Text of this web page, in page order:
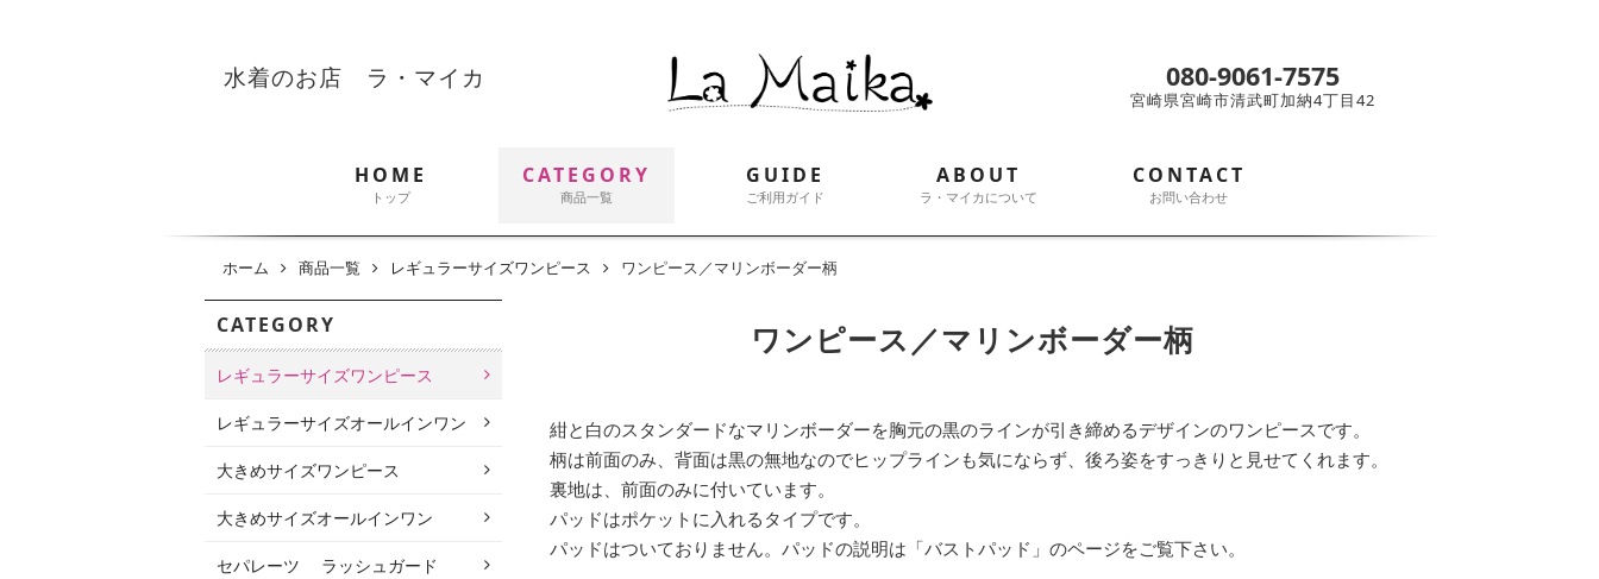
水着のお店 ラ・マイカ 080-9061-7575
宮崎県宮崎市清武町加納4丁目42
HOME
トップ
CATEGORY
商品一覧
GUIDE
ご利用ガイド
ABOUT
ラ・マイカについて
CONTACT
お問い合わせ
ホーム 商品一覧 レギュラーサイズワンピース ワンピース／マリンボーダー柄
ワンピース／マリンボーダー柄
紺と白のスタンダードなマリンボーダーを胸元の黒のラインが引き締めるデザインのワンピースです。
柄は前面のみ、背面は黒の無地なのでヒップラインも気にならず、後ろ姿をすっきりと見せてくれます。
裏地は、前面のみに付いています。
パッドはポケットに入れるタイプです。
パッドはついておりません。パッドの説明は「バストパッド」のページをご覧下さい。
CATEGORY
レギュラーサイズワンピース
レギュラーサイズオールインワン
大きめサイズワンピース
大きめサイズオールインワン
セパレーツ ラッシュガード